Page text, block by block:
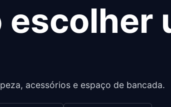
escolher
acessórios e espaço de bancada.